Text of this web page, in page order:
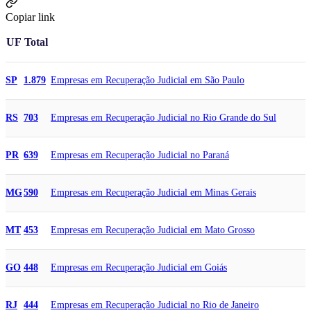
Copiar link
UF Total
SP 1.879 Empresas em Recuperação Judicial em São Paulo
RS 703 Empresas em Recuperação Judicial no Rio Grande do Sul
PR 639 Empresas em Recuperação Judicial no Paraná
MG590 Empresas em Recuperação Judicial em Minas Gerais
MT 453 Empresas em Recuperação Judicial em Mato Grosso
GO 448 Empresas em Recuperação Judicial em Goiás
RJ 444 Empresas em Recuperação Judicial no Rio de Janeiro